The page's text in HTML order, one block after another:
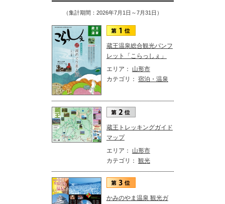
（集計期間：2026年7月1日～7月31日）
蔵王温泉総合観光パンフ
レット「こらっしぇ」
エリア： 山形市
カテゴリ： 宿泊・温泉
蔵王トレッキングガイド
マップ
エリア： 山形市
カテゴリ： 観光
かみのやま温泉 観光ガ